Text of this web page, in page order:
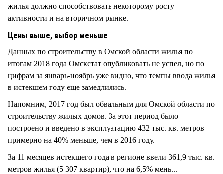
жилья должно способствовать некоторому росту
активности и на вторичном рынке.
Цены выше, выбор меньше
Данных по строительству в Омской области жилья по
итогам 2018 года Омскстат опубликовать не успел, но по
цифрам за январь-ноябрь уже видно, что темпы ввода жилья
в истекшем году еще замедлились.
Напомним, 2017 год был обвальным для Омской области по
строительству жилых домов. За этот период было
построено и введено в эксплуатацию 432 тыс. кв. метров –
примерно на 40% меньше, чем в 2016 году.
За 11 месяцев истекшего года в регионе ввели 361,9 тыс. кв.
метров жилья (5 307 квартир), что на 6,5% мень...